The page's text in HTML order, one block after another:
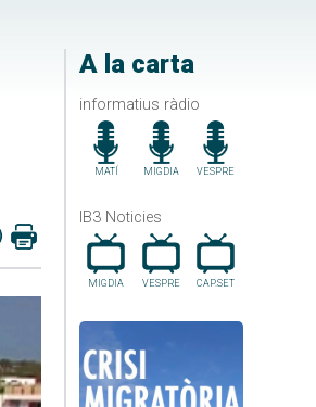
A la carta
informatius ràdio
MATÍ MIGDIA VESPRE
IB3 Noticies
MIGDIA VESPRE CAP.SET